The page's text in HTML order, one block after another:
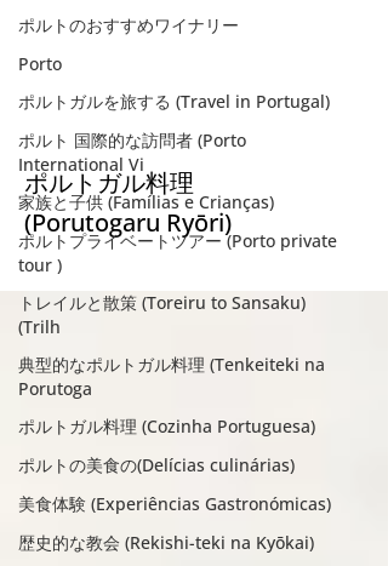
ポルトのおすすめワイナリー
Porto
ポルトガルを旅する (Travel in Portugal)
ポルト 国際的な訪問者 (Porto
International Vi
家族と子供 (Famílias e Crianças)
ポルトプライベートツアー (Porto private
tour )
トレイルと散策 (Toreiru to Sansaku)
(Trilh
典型的なポルトガル料理 (Tenkeiteki na
Porutoga
ポルトガル料理 (Cozinha Portuguesa)
ポルトの美食の(Delícias culinárias)
美食体験 (Experiências Gastronómicas)
歴史的な教会 (Rekishi-teki na Kyōkai)
ポルトガル料理
(Cozinha
Portuguesa)
ポルトガル料理
(Porutogaru Ryōri)